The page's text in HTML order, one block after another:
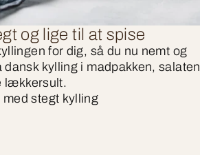
og lige til at spise
for dig, så du nu nemt og
dansk kylling i madpakken, salaten
lækkersult.
stegt kylling